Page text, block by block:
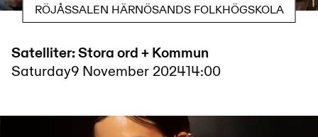
RÖJÅSSALEN HÄRNÖSANDS FOLKHÖGSKOLA
Satelliter: Stora ord + Kommun
Saturday9 November 202414:00